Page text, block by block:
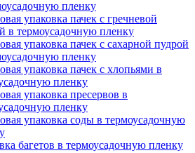
пленку
упаковка пачек с гречневой
в термоусадочную пленку
упаковка пачек с сахарной пудрой
пленку
упаковка пачек с хлопьями в
пленку
упаковка пресервов в
пленку
упаковка соды в термоусадочную
багетов в термоусадочную пленку